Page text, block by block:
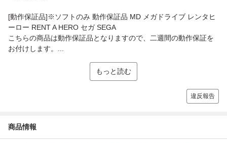
[動作保証品]※ソフトのみ 動作保証品 MD メガドライブ レンタヒ
ーロー RENT A HERO セガ SEGA
こちらの商品は動作保証品となりますので、二週間の動作保証を
お付けします。...
もっと読む
違反報告
商品情報